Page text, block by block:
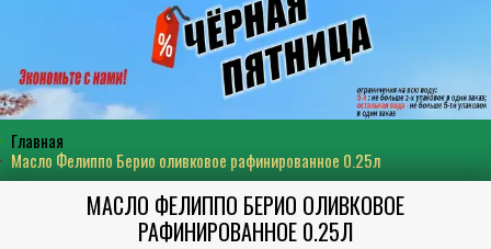
Главная
Масло Фелиппо Берио оливковое рафинированное 0.25л
МАСЛО ФЕЛИППО БЕРИО ОЛИВКОВОЕ
РАФИНИРОВАННОЕ 0.25Л